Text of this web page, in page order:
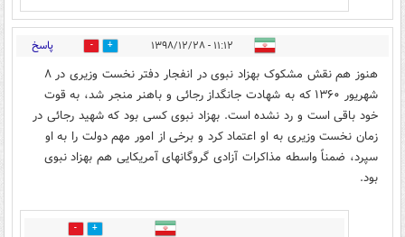
۱۱:۱۲ - ۱۳۹۸/۱۲/۲۸ 14 پاسخ
هنوز هم نقش مشکوک بهزاد نبوی در انفجار دفتر نخست وزیری در ٨
شهریور ١٣۶٠ که به شهادت جانگداز رجائی و باهنر منجر شد، به قوت
خود باقی است و رد نشده است. بهزاد نبوی کسی بود که شهید رجائی در
زمان نخست وزیری به او اعتماد کرد و برخی از امور مهم دولت را به او
سپرد، ضمناً واسطه مذاکرات آزادی گروگانهای آمریکایی هم بهزاد نبوی
بود.
0